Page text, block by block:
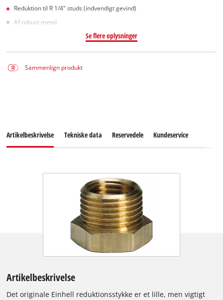
Reduktion til R 1/4" studs (indvendigt gevind)
Af robust metal
Se flere oplysninger
Sammenlign produkt
Artikelbeskrivelse Tekniske data Reservedele Kundeservice
Artikelbeskrivelse
Det originale Einhell reduktionsstykke er et lille, men vigtigt